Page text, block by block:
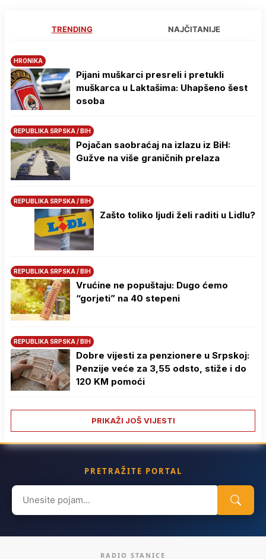
TRENDING NAJČITANIJE
HRONIKA
Pijani muškarci presreli i pretukli
muškarca u Laktašima: Uhapšeno šest
osoba
REPUBLIKA SRPSKA / BIH
Pojačan saobraćaj na izlazu iz BiH:
Gužve na više graničnih prelaza
REPUBLIKA SRPSKA / BIH
Zašto toliko ljudi želi raditi u Lidlu?
REPUBLIKA SRPSKA / BIH
Vrućine ne popuštaju: Dugo ćemo
“gorjeti” na 40 stepeni
REPUBLIKA SRPSKA / BIH
Dobre vijesti za penzionere u Srpskoj:
Penzije veće za 3,55 odsto, stiže i do
120 KM pomoći
PRIKAŽI JOŠ VIJESTI
PRETRAŽITE PORTAL
Search
for:
RADIO STANICE